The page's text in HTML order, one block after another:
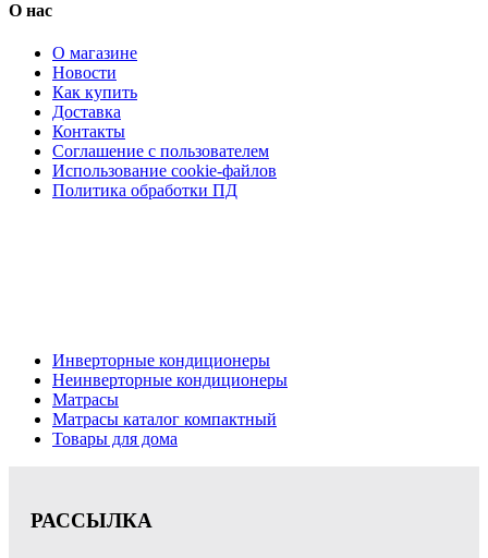
О нас
О магазине
Новости
Как купить
Доставка
Контакты
Соглашение с пользователем
Использование cookie-файлов
Политика обработки ПД
Инверторные кондиционеры
Неинверторные кондиционеры
Матрасы
Матрасы каталог компактный
Товары для дома
РАССЫЛКА